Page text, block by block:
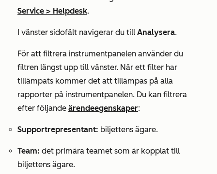
Service > Helpdesk.
I vänster sidofält navigerar du till Analysera.
För att filtrera instrumentpanelen använder du
filtren längst upp till vänster. När ett filter har
tillämpats kommer det att tillämpas på alla
rapporter på instrumentpanelen. Du kan filtrera
efter följande ärendeegenskaper:
Supportrepresentant: biljettens ägare.
Team: det primära teamet som är kopplat till
biljettens ägare.